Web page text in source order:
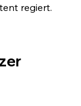
regiert.